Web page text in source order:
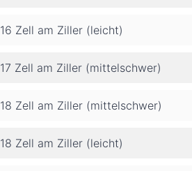
16 Zell am Ziller (leicht)
17 Zell am Ziller (mittelschwer)
18 Zell am Ziller (mittelschwer)
18 Zell am Ziller (leicht)